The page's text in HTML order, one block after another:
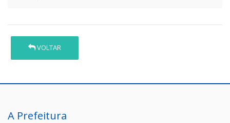
VOLTAR
A Prefeitura